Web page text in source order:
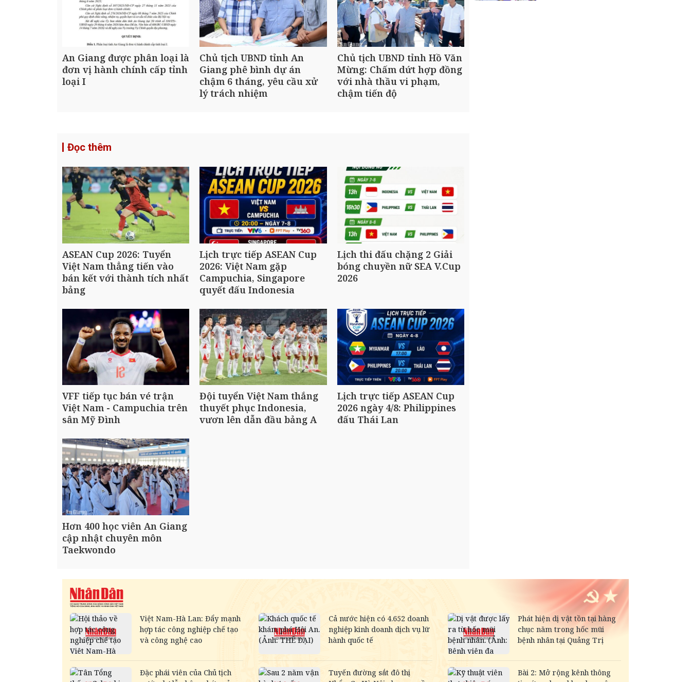
An Giang được phân loại là
đơn vị hành chính cấp tỉnh
loại I
Chủ tịch UBND tỉnh An
Giang phê bình dự án
chậm 6 tháng, yêu cầu xử
lý trách nhiệm
Chủ tịch UBND tỉnh Hồ Văn
Mừng: Chấm dứt hợp đồng
với nhà thầu vi phạm,
chậm tiến độ
Đọc thêm
ASEAN Cup 2026: Tuyển
Việt Nam thẳng tiến vào
bán kết với thành tích nhất
bảng
Lịch trực tiếp ASEAN Cup
2026: Việt Nam gặp
Campuchia, Singapore
quyết đấu Indonesia
Lịch thi đấu chặng 2 Giải
bóng chuyền nữ SEA V.Cup
2026
VFF tiếp tục bán vé trận
Việt Nam - Campuchia trên
sân Mỹ Đình
Đội tuyển Việt Nam thắng
thuyết phục Indonesia,
vươn lên dẫn đầu bảng A
Lịch trực tiếp ASEAN Cup
2026 ngày 4/8: Philippines
đấu Thái Lan
Hơn 400 học viên An Giang
cập nhật chuyên môn
Taekwondo